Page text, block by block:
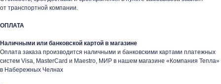
от транспортной компании.
ОПЛАТА
Наличными или банковской картой в магазине
Оплата заказа производится наличными и банковскими картами платежных
систем Visa, MasterCard и Maestro, МИР в нашем магазине «Компания Тепла»
в Набережных Челнах